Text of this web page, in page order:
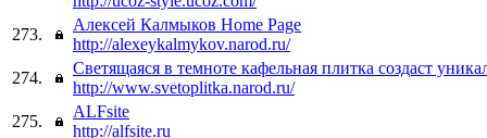
273.
Алексей Калмыков Home Page
http://alexeykalmykov.narod.ru/
274.
Светящаяся в темноте кафельная плитка создаст
http://www.svetoplitka.narod.ru/
275.
ALFsite
http://alfsite.ru